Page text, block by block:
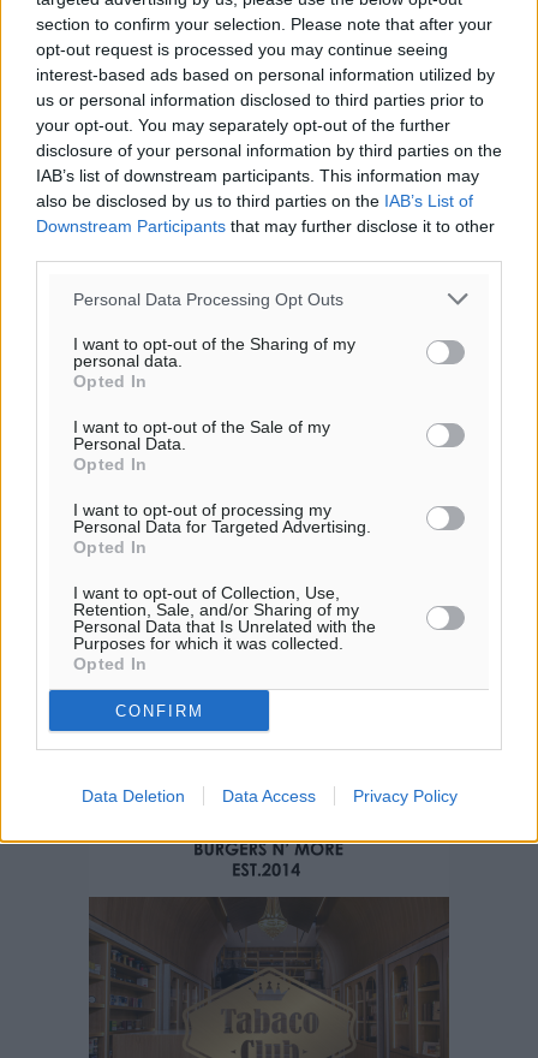
section to confirm your selection. Please note that after your
opt-out request is processed you may continue seeing
interest-based ads based on personal information utilized by
us or personal information disclosed to third parties prior to
your opt-out. You may separately opt-out of the further
disclosure of your personal information by third parties on the
IAB’s list of downstream participants. This information may
also be disclosed by us to third parties on the IAB’s List of
Downstream Participants that may further disclose it to other
Personal Data Processing Opt Outs
I want to opt-out of the Sharing of my
personal data.
Opted In
I want to opt-out of the Sale of my
Personal Data.
Opted In
I want to opt-out of processing my
Personal Data for Targeted Advertising.
Opted In
I want to opt-out of Collection, Use,
Retention, Sale, and/or Sharing of my
Personal Data that Is Unrelated with the
Purposes for which it was collected.
Opted In
CONFIRM
Data Deletion Data Access Privacy Policy
20:06
πρόγνωση:
31°
ΚΥ
29°
ΔΕ
29°
ΤΡ